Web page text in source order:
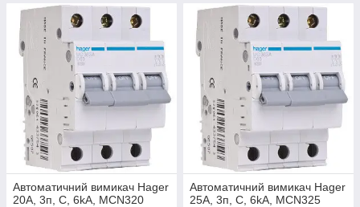
Автоматичний вимикач Hager
20A, 3п, C, 6kA, MCN320
Автоматичний вимикач Hager
25A, 3п, C, 6kA, MCN325